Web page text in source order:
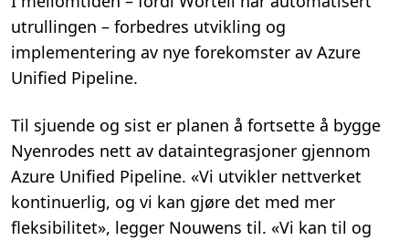
utrullingen – forbedres utvikling og
implementering av nye forekomster av Azure
Unified Pipeline.
Til sjuende og sist er planen å fortsette å bygge
Nyenrodes nett av dataintegrasjoner gjennom
Azure Unified Pipeline. «Vi utvikler nettverket
kontinuerlig, og vi kan gjøre det med mer
fleksibilitet», legger Nouwens til. «Vi kan til og